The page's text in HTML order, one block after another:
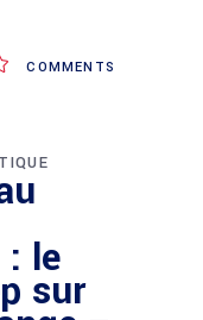
COMMENTS
le
sur